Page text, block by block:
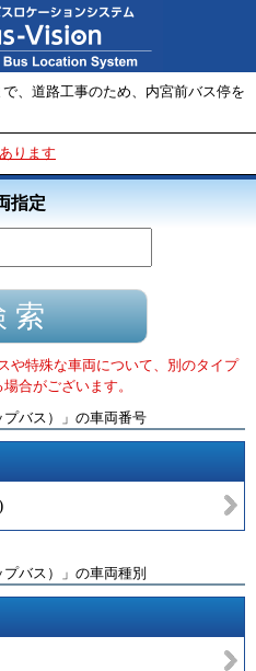
で、道路工事のため、内宮前バス停を
ります
指定
や特殊な車両について、別のタイプ
合がございます。
バス） 」 の車両番号
バス）」の車両種別